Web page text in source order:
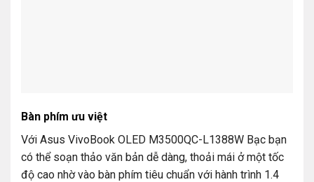
Bàn phím ưu việt
Với Asus VivoBook OLED M3500QC-L1388W Bạc bạn
có thể soạn thảo văn bản dễ dàng, thoải mái ở một tốc
độ cao nhờ vào bàn phím tiêu chuẩn với hành trình 1.4